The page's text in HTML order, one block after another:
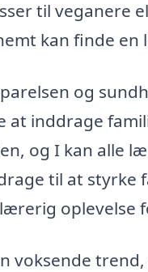
til veganere
kan finde en
og
at inddrage
og I kan alle
til at styrke
oplevelse
voksende